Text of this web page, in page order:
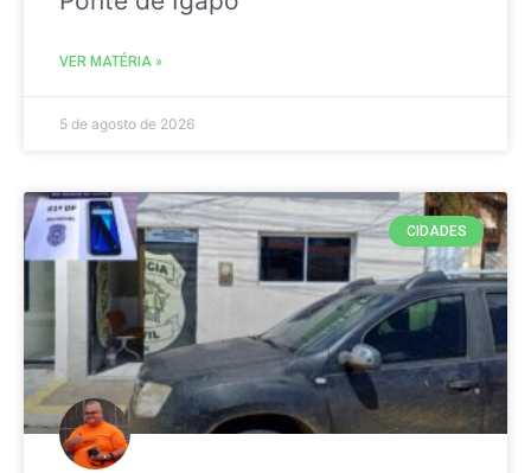
VER MATÉRIA »
5 de agosto de 2026
CIDADES